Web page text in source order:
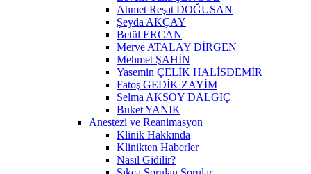
Ahmet Reşat DOĞUSAN
Şeyda AKÇAY
Betül ERCAN
Merve ATALAY DİRGEN
Mehmet ŞAHİN
Yasemin ÇELİK HALİSDEMİR
Fatoş GEDİK ZAYİM
Selma AKSOY DALGIÇ
Buket YANIK
Anestezi ve Reanimasyon
Klinik Hakkında
Klinikten Haberler
Nasıl Gidilir?